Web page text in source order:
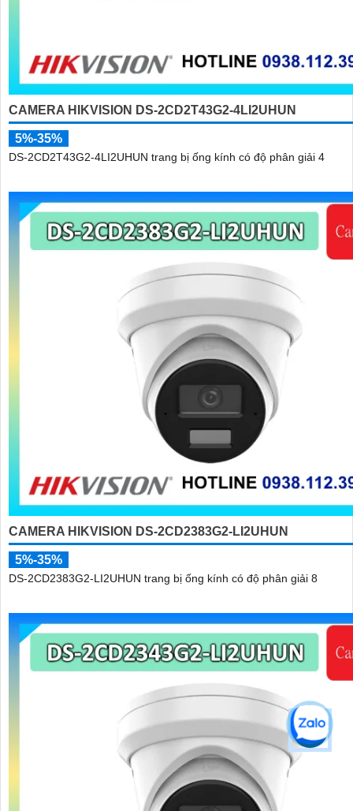
CAMERA HIKVISION DS-2CD2T43G2-4LI2UHUN
5%-35%
DS-2CD2T43G2-4LI2UHUN trang bị ống kính có độ phân giải 4
CAMERA HIKVISION DS-2CD2383G2-LI2UHUN
5%-35%
DS-2CD2383G2-LI2UHUN trang bị ống kính có độ phân giải 8